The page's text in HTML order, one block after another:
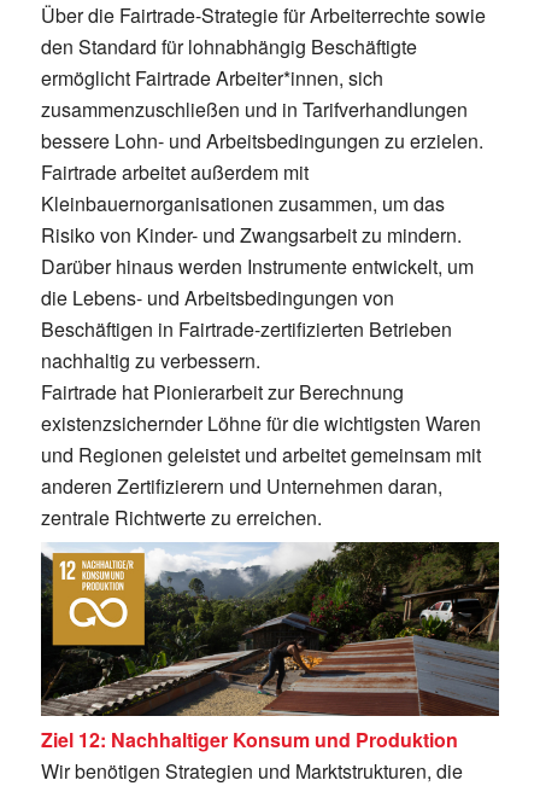
Über die Fairtrade-Strategie für Arbeiterrechte sowie
den Standard für lohnabhängig Beschäftigte
ermöglicht Fairtrade Arbeiter*innen, sich
zusammenzuschließen und in Tarifverhandlungen
bessere Lohn- und Arbeitsbedingungen zu erzielen.
Fairtrade arbeitet außerdem mit
Kleinbauernorganisationen zusammen, um das
Risiko von Kinder- und Zwangsarbeit zu mindern.
Darüber hinaus werden Instrumente entwickelt, um
die Lebens- und Arbeitsbedingungen von
Beschäftigen in Fairtrade-zertifizierten Betrieben
nachhaltig zu verbessern.
Fairtrade hat Pionierarbeit zur Berechnung
existenzsichernder Löhne für die wichtigsten Waren
und Regionen geleistet und arbeitet gemeinsam mit
anderen Zertifizierern und Unternehmen daran,
zentrale Richtwerte zu erreichen.
Ziel 12: Nachhaltiger Konsum und Produktion
Wir benötigen Strategien und Marktstrukturen, die